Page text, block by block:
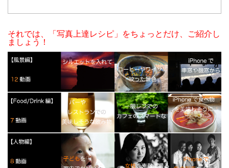
それでは、「写真上達レシピ」をちょっとだけ、ご紹介し
ましょう！